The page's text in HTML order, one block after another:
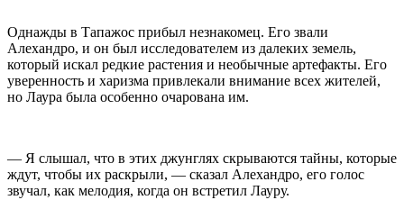
Однажды в Тапажос прибыл незнакомец. Его звали
Алехандро, и он был исследователем из далеких земель,
который искал редкие растения и необычные артефакты. Его
уверенность и харизма привлекали внимание всех жителей,
но Лаура была особенно очарована им.
— Я слышал, что в этих джунглях скрываются тайны, которые
ждут, чтобы их раскрыли, — сказал Алехандро, его голос
звучал, как мелодия, когда он встретил Лауру.